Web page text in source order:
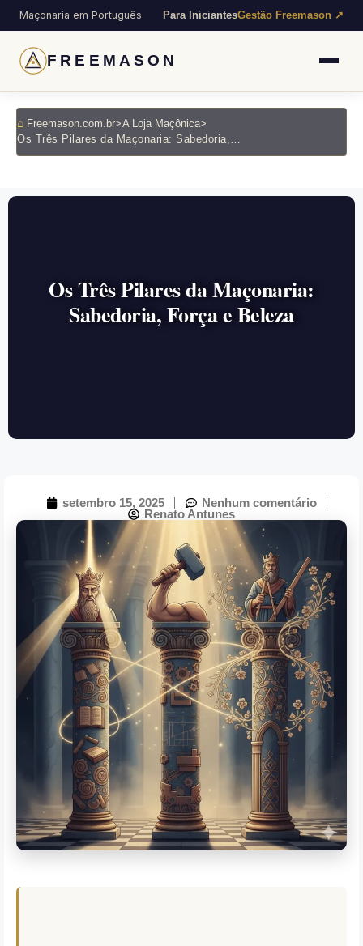
Maçonaria em Português Para IniciantesGestão Freemason ↗
FREEMASON
Freemason.com.br>A Loja Maçônica>
Os Três Pilares da Maçonaria:
Sabedoria, Força e Beleza
setembro 15, 2025
Nenhum comentário
Renato Antunes